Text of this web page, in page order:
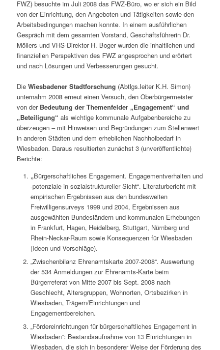
FWZ) besuchte im Juli 2008 das FWZ-Büro, wo er sich ein Bild
von der Einrichtung, den Angeboten und Tätigkeiten sowie den
Arbeitsbedingungen machen konnte. In einem ausführlichen
Gespräch mit dem gesamten Vorstand, Geschäftsführerin Dr.
Möllers und VHS-Direktor H. Boger wurden die inhaltlichen und
finanziellen Perspektiven des FWZ angesprochen und erörtert
und nach Lösungen und Verbesserungen gesucht.
Die Wiesbadener Stadtforschung (Abtlgs.leiter K.H. Simon)
unternahm 2008 erneut einen Versuch, den Oberbürgermeister
von der Bedeutung der Themenfelder „Engagement“ und
„Beteiligung“ als wichtige kommunale Aufgabenbereiche zu
überzeugen – mit Hinweisen und Begründungen zum Stellenwert
in anderen Städten und dem erheblichen Nachholbedarf in
Wiesbaden. Daraus resultierten zunächst 3 (unveröffentlichte)
Berichte:
„Bürgerschaftliches Engagement. Engagementverhalten und
-potenziale in sozialstruktureller Sicht“. Literaturbericht mit
empirischen Ergebnissen aus den bundesweiten
Freiwilligensurveys 1999 und 2004, Ergebnissen aus
ausgewählten Bundesländern und kommunalen Erhebungen
in Frankfurt, Hagen, Heidelberg, Stuttgart, Nürnberg und
Rhein-Neckar-Raum sowie Konsequenzen für Wiesbaden
(Ideen und Vorschläge).
„Zwischenbilanz Ehrenamtskarte 2007-2008“. Auswertung
der 534 Anmeldungen zur Ehrenamts-Karte beim
Bürgerreferat von Mitte 2007 bis Sept. 2008 nach
Geschlecht, Altersgruppen, Wohnorten, Ortsbezirken in
Wiesbaden, Trägern/Einrichtungen und
Engagementbereichen.
„Fördereinrichtungen für bürgerschaftliches Engagement in
Wiesbaden“: Bestandsaufnahme von 13 Einrichtungen in
Wiesbaden, die sich in besonderer Weise der Förderung des